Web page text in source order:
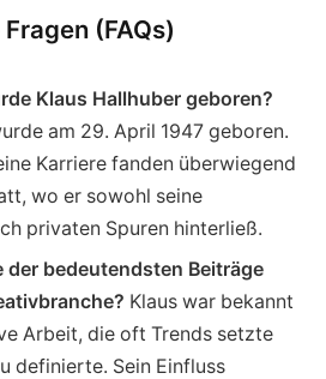
(FAQs)
Klaus Hallhuber geboren?
am 29. April 1947 geboren.
Karriere fanden überwiegend
wo er sowohl seine
privaten Spuren hinterließ.
der bedeutendsten Beiträge
Klaus war bekannt
Arbeit, die oft Trends setzte
definierte. Sein Einfluss